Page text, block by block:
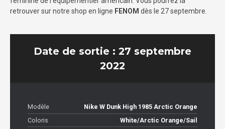
retrouver sur notre shop en ligne FENOM dès le 27 septembre.
Date de sortie : 27 septembre
2022
Modèle
Nike W Dunk High 1985 Arctic Orange
Coloris
White/Arctic Orange/Sail